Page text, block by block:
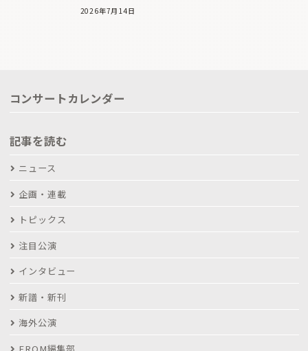
2026年7月14日
コンサートカレンダー
記事を読む
ニュース
企画・連載
トピックス
注目公演
インタビュー
新譜・新刊
海外公演
FROM編集部